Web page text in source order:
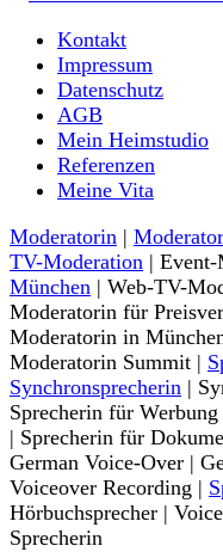
Nina-
Moderatorin und
Kontakt
Impressum
Datenschutz
AGB
Mein Heimstudio
Referenzen
Meine Vita
Moderatorin |
TV-Moderation |
München | Web-TV-
Moderatorin für
Moderatorin in
Moderatorin Summit |
Synchronsprecherin |
Sprecherin für
| Sprecherin für
German Voice-Over |
Voiceover Recording |
Hörbuchsprecher |
Sprecherin